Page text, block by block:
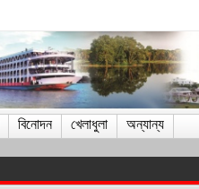
বিনোদন খেলাধুলা অন্যান্য